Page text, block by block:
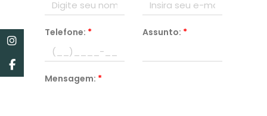
Telefone: * Assunto: *
Mensagem: *